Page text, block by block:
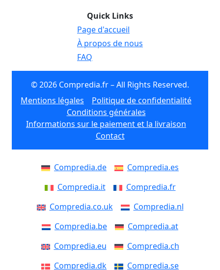
Quick Links
Page d'accueil
À propos de nous
FAQ
© 2026 Compredia.fr – All Rights Reserved.
Mentions légales
Politique de confidentialité
Conditions générales
Informations sur le paiement et la livraison
Contact
Compredia.de
Compredia.es
Compredia.it
Compredia.fr
Compredia.co.uk
Compredia.nl
Compredia.be
Compredia.at
Compredia.eu
Compredia.ch
Compredia.dk
Compredia.se